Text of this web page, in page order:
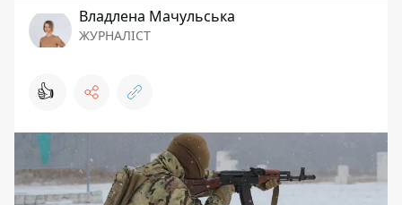
Владлена Мачульська
ЖУРНАЛІСТ
👍